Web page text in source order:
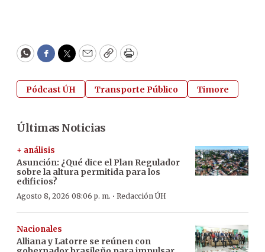
WhatsApp
Facebook
Twitter
EmailCopyPrint
Pódcast ÚH Transporte Público Timore
Últimas Noticias
+ análisis
Asunción: ¿Qué dice el Plan Regulador
sobre la altura permitida para los
edificios?
Agosto 8, 2026 08:06 p. m. · Redacción ÚH
Nacionales
Alliana y Latorre se reúnen con